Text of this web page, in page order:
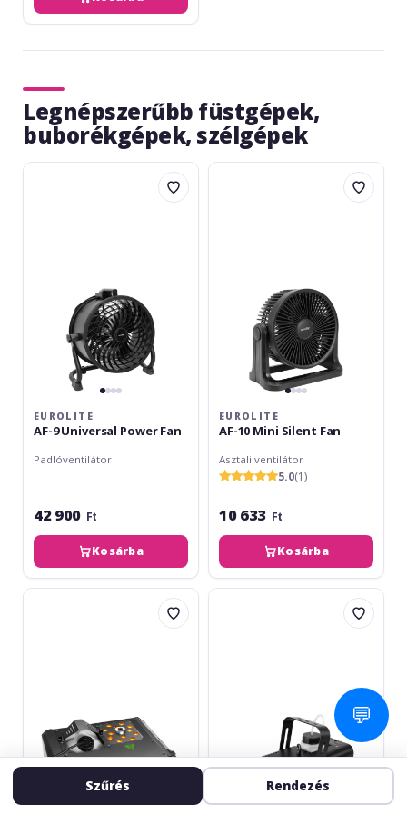
Legnépszerűbb füstgépek,
buborékgépek, szélgépek
Eurolite
EUROLITE
AF-9 Universal Power Fan
Padlóventilátor
42 900 Ft
Kosárba
Eurolite
EUROLITE
AF-10 Mini Silent Fan
Asztali ventilátor
5.0(1)
10 633 Ft
Kosárba
Cameo
Eurolite
Szűrés Rendezés
💬